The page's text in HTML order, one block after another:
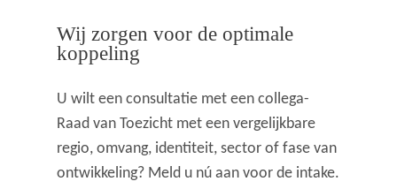
Wij zorgen voor de optimale
koppeling
U wilt een consultatie met een collega-
Raad van Toezicht met een vergelijkbare
regio, omvang, identiteit, sector of fase van
ontwikkeling? Meld u nú aan voor de intake.